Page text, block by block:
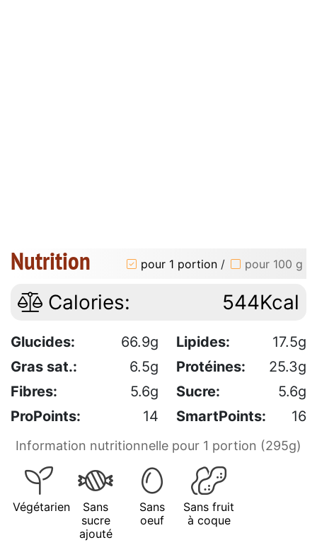
Nutrition pour 1 portion / pour 100 g
Calories: 544Kcal
Glucides: 66.9g Lipides:
17.5g
Gras sat.:
6.5g Protéines:
25.3g
Fibres:
5.6g Sucre:
5.6g
ProPoints:
14 SmartPoints: 16
Information nutritionnelle pour 1 portion (295g)
Végétarien
Sans
sucre
ajouté
Sans
oeuf
Sans fruit
à coque